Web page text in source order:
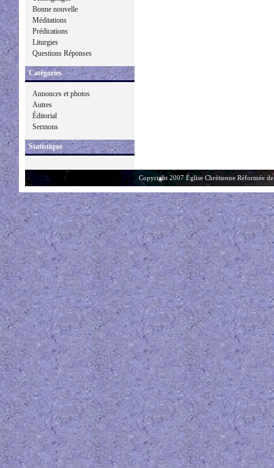
Bonne nouvelle
Méditations
Prédications
Liturgies
Questions Réponses
Catégories
Annonces et photos
Autres
Éditorial
Sermons
Statistique
Copyright 2007 Église Chrétienne Réformée